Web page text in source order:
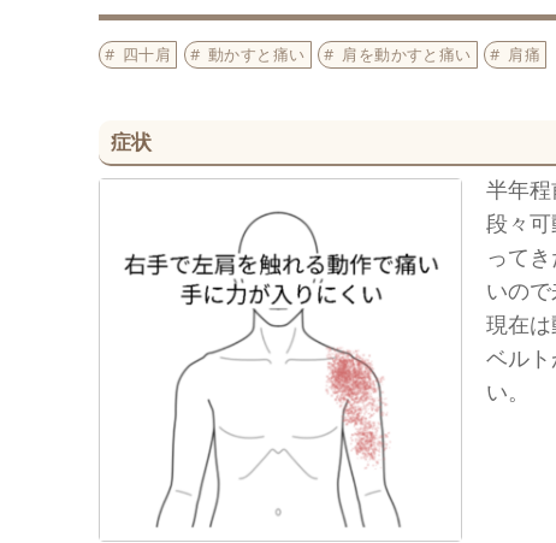
四十肩 動かすと痛い 肩を動かすと痛い 肩痛
症状
半年程
段々
って
いので
現在
ベル
い。